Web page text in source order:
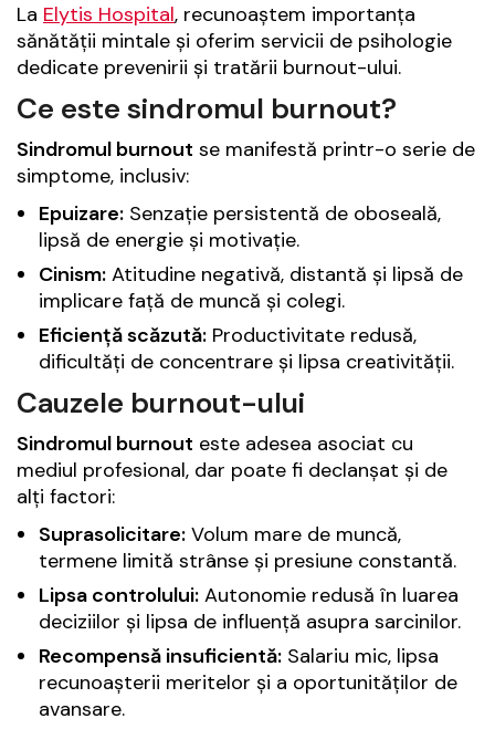
La Elytis Hospital, recunoaștem importanța
sănătății mintale și oferim servicii de psihologie
dedicate prevenirii și tratării burnout-ului.
Ce este sindromul burnout?
Sindromul burnout se manifestă printr-o serie de
simptome, inclusiv:
Epuizare: Senzație persistentă de oboseală,
lipsă de energie și motivație.
Cinism: Atitudine negativă, distantă și lipsă de
implicare față de muncă și colegi.
Eficiență scăzută: Productivitate redusă,
dificultăți de concentrare și lipsa creativității.
Cauzele burnout-ului
Sindromul burnout este adesea asociat cu
mediul profesional, dar poate fi declanșat și de
alți factori:
Suprasolicitare: Volum mare de muncă,
termene limită strânse și presiune constantă.
Lipsa controlului: Autonomie redusă în luarea
deciziilor și lipsa de influență asupra sarcinilor.
Recompensă insuficientă: Salariu mic, lipsa
recunoașterii meritelor și a oportunităților de
avansare.